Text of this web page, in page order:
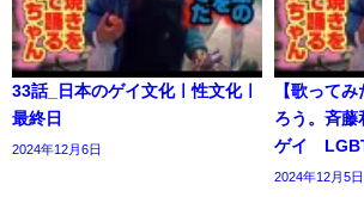
33話_日本のゲイ文化ㅣ性文化ㅣ
最終日
2024年12月6日
【歌って
ろう。斉
ゲイ LGBT
2024年12月5日